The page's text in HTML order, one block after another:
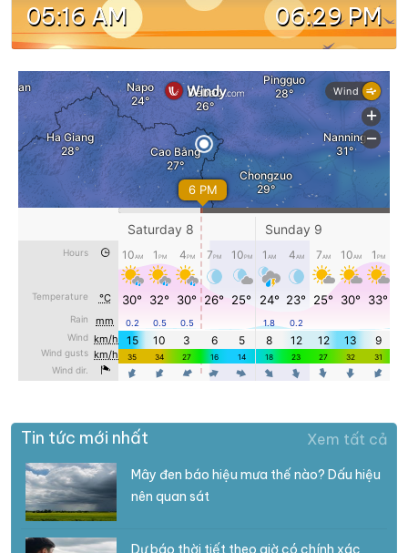
05:16 AM 06:29 PM
Tin tức mới nhất Xem tất cả
Mây đen báo hiệu mưa thế nào? Dấu hiệu
nên quan sát
Dự báo thời tiết theo giờ có chính xác